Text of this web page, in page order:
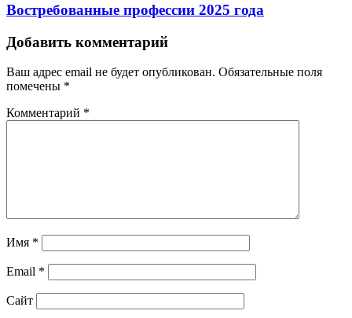
Востребованные профессии 2025 года
Добавить комментарий
Ваш адрес email не будет опубликован. Обязательные поля
помечены *
Комментарий *
Имя *
Email *
Сайт